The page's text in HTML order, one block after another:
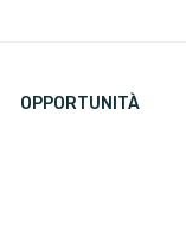
OPPORTUNITÀ